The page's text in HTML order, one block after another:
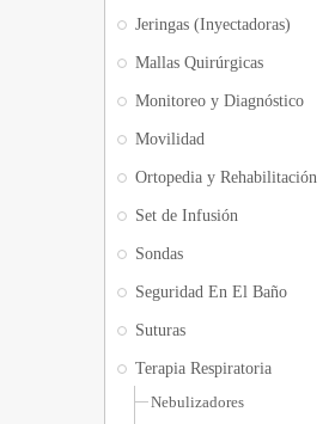
Jeringas (Inyectadoras)
Mallas Quirúrgicas
Monitoreo y Diagnóstico
Movilidad
Ortopedia y Rehabilitación
Set de Infusión
Sondas
Seguridad En El Baño
Suturas
Terapia Respiratoria
Nebulizadores